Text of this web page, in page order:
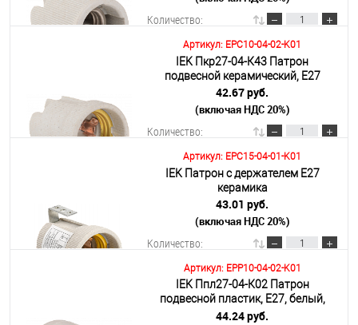
Количество:
В корзину
Подробнее
Артикул: EPC10-04-02-K01
IEK Пкр27-04-К43 Патрон
подвесной керамический, Е27
42.67 руб.
(включая НДС 20%)
Количество:
В корзину
Подробнее
Артикул: EPC15-04-01-K01
IEK Патрон с держателем Е27
керамика
43.01 руб.
(включая НДС 20%)
Количество:
В корзину
Артикул: EPP10-04-02-K01
IEK Ппл27-04-К02 Патрон
подвесной пластик, Е27, белый,
индивидуальный пакет,
44.24 руб.